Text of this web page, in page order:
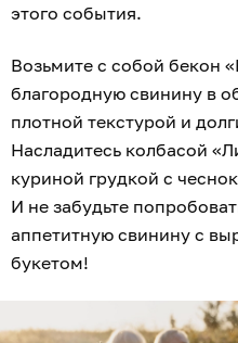
этого события.
Возьмите с собой бекон
благородную свинину в
плотной текстурой и
Насладитесь колбасой
куриной грудкой с
И не забудьте
аппетитную свинину с
букетом!